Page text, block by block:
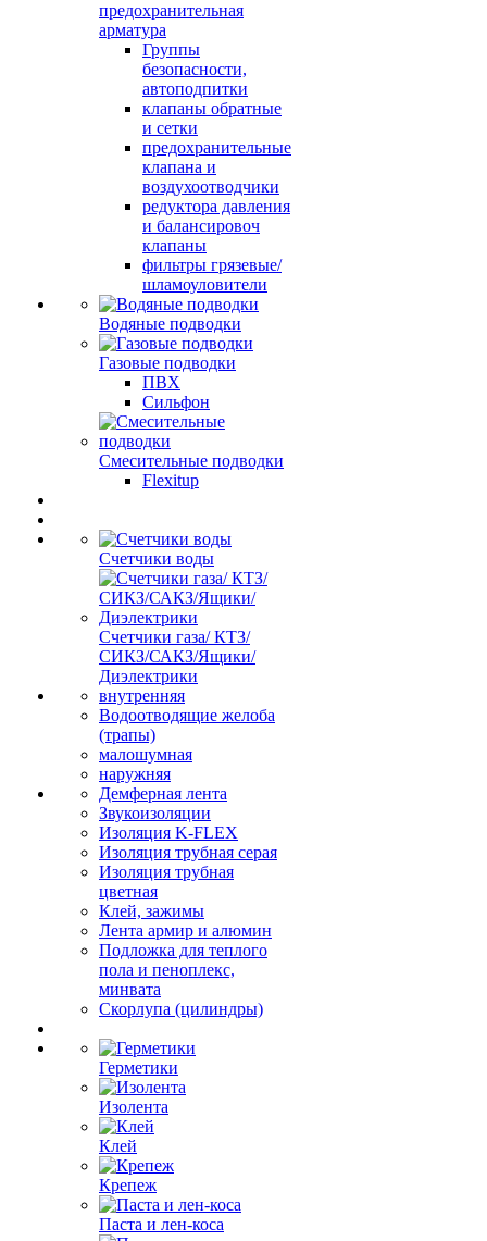
предохранительная
арматура
Группы
безопасности,
автоподпитки
клапаны обратные
и сетки
предохранительные
клапана и
воздухоотводчики
редуктора давления
и балансировоч
клапаны
фильтры грязевые/
шламоуловители
Водяные подводки
Газовые подводки
ПВХ
Сильфон
Смесительные подводки
Flexitup
Счетчики воды
Счетчики газа/ КТЗ/
СИКЗ/САКЗ/Ящики/
Диэлектрики
внутренняя
Водоотводящие желоба
(трапы)
малошумная
наружняя
Демферная лента
Звукоизоляции
Изоляция K-FLEX
Изоляция трубная серая
Изоляция трубная
цветная
Клей, зажимы
Лента армир и алюмин
Подложка для теплого
пола и пеноплекс,
минвата
Скорлупа (цилиндры)
Герметики
Изолента
Клей
Крепеж
Паста и лен-коса